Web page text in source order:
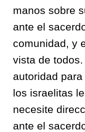
manos sobre
ante el
comunidad, y
vista de todos.
autoridad
los israelitas
necesite
ante el